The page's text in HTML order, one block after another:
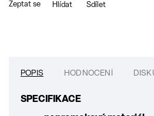
Zeptat se Hlídat Sdílet
POPIS HODNOCENÍ
SPECIFIKACE